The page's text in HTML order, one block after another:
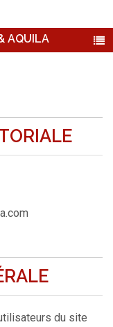
AQUILA
du site